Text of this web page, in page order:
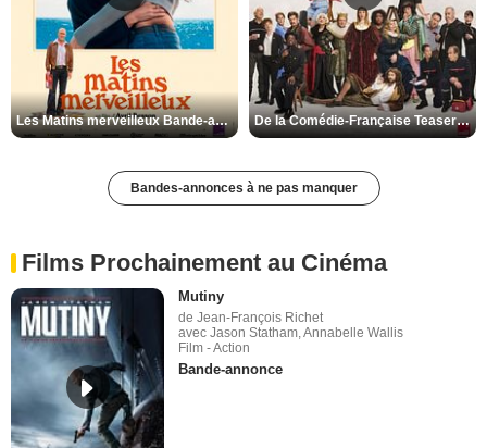
Les Matins merveilleux Bande-annonce VF De la Comédie-Française Teaser VF
Bandes-annonces à ne pas manquer
Films Prochainement au Cinéma
Mutiny
de Jean-François Richet
avec Jason Statham, Annabelle Wallis
Film - Action
Bande-annonce